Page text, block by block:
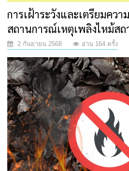
การเฝ้าระวังและเตรียมคว
สถานการณ์เหตุเพลิงไหม้ส
2 กันยายน 2568 อ่าน 164 ครั้ง